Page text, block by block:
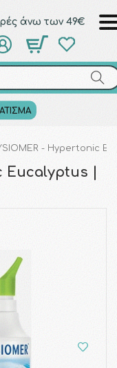
άνω των 49€
- Hypertonic
Eucalyptus |